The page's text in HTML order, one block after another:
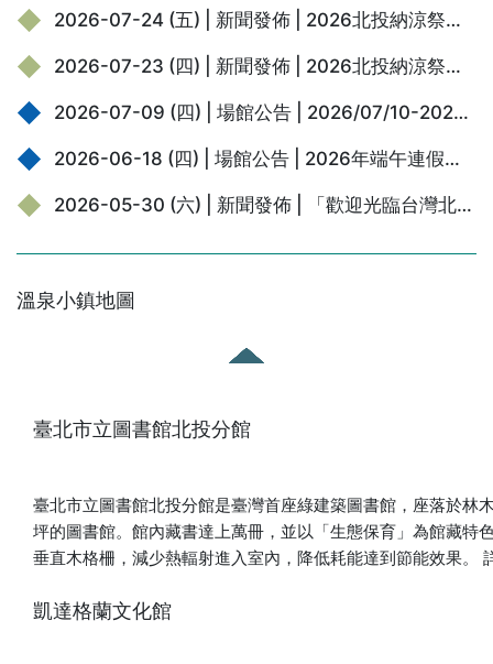
惜身邊的物品。通往地獄或極樂的岔路，取決於生前的一言一
行。當人們站在畫前，心中萌生「害怕」的感受時，這份情緒
便與佛教教誨相互呼應，化作引人向善的種子，長久以來滋養
著日本人的信仰精神與道德觀念。每一幅畫不但帶給觀者驚奇
天，這批寺寶首度跨海來到北投。北投地熱谷昔日曾被稱為
彼此呼應。在北投溫泉博物館這座擁有百年歷史的溫泉建築
背脊一陣涼意。在這場熱鬧非凡、卻又帶著幾分神祕與驚悚的
傳 土佐經隆《百鬼夜行圖》 相傳使用多年而遭棄置的器物，會
信一派的繪卷為範本摹寫，全長逾六公尺，筆致精妙。妖怪們
《高台寺百鬼夜行繪卷》 為紀念高台寺開創四百年，京都插畫
家田中陽一郎沿襲傳統百鬼夜行圖形式，讓寺中的梵鐘、佛
具、庭石，甚至寧寧的御所車紛紛化為妖怪，連同狐狸嫁女隊
暖可愛，宛如一趟高台寺妖怪小旅行。 ▲田中陽一郎《高台寺
2026-07-24 (五) | 新聞發佈 | 2026北投納涼祭「怪不得來北投」盛大開跑！溫博館攜手繪本大師廣瀨克也，百年浴場化身妖怪湯樂園
2026-07-23 (四) | 新聞發佈 | 2026北投納涼祭搞怪登場！ 溫博館攜手「繪本大師廣瀨克也」打造妖怪溫泉湯樂園
2026-07-09 (四) | 場館公告 | 2026/07/10-2026/07/11颱風閉館公告
2026-06-18 (四) | 場館公告 | 2026年端午連假開館公告
2026-05-30 (六) | 新聞發佈 | 「歡迎光臨台灣北投 in 秩父」交流展於西武秩父站「祭之湯」盛大開幕! 從車站到浴場，當台灣北投來到日本秩父溫泉鄉
溫泉小鎮地圖
臺北市立圖書館北投分館
臺北市立圖書館北投分館是臺灣首座綠建築圖書館，座落於
坪的圖書館。館內藏書達上萬冊，並以「生態保育」為館藏特
垂直木格柵，減少熱輻射進入室內，降低耗能達到節能效果。
凱達格蘭文化館